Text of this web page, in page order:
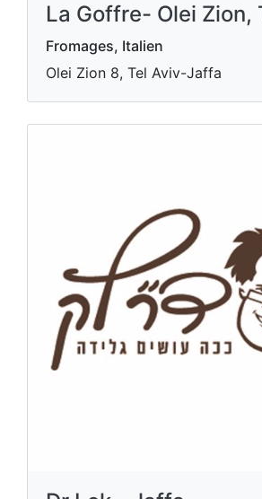
La Goffre- Olei Zion,
Fromages, Italien
Olei Zion 8, Tel Aviv-Jaffa